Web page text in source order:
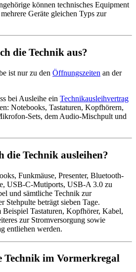
können technisches Equipment
Geräte gleichen Typs zur
die Technik aus?
ist nur zu den Öffnungszeiten an der
bei Ausleihe ein Technikausleihvertrag
Notebooks, Tastaturen, Kopfhörern,
Sets, dem Audio-Mischpult und
die Technik ausleihen?
Funkmäuse, Presenter, Bluetooth-
USB-C-Mutiports, USB-A 3.0 zu
und sämtliche Technik zur
Stehpulte beträgt sieben Tage.
Tastaturen, Kopfhörer, Kabel,
zur Stromversorgung sowie
entliehen werden.
Technik im Vormerkregal